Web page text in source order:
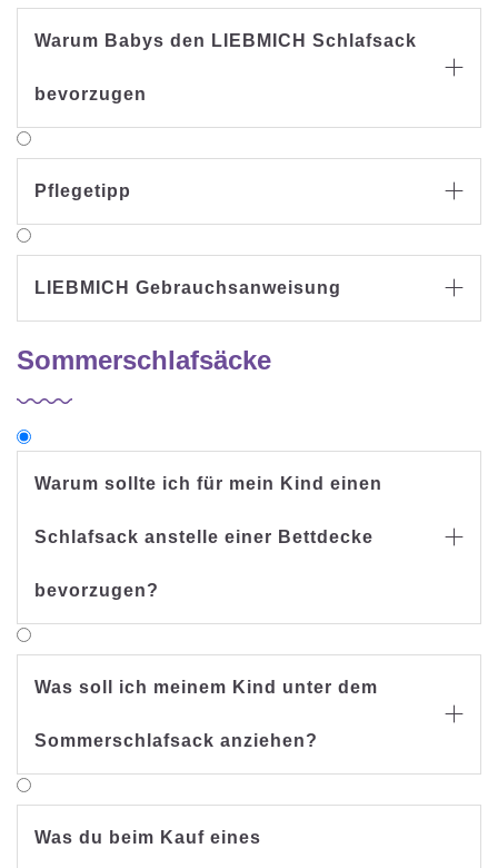
Warum Babys den LIEBMICH Schlafsack
bevorzugen

Pflegetipp 
LIEBMICH Gebrauchsanweisung 
Sommerschlafsäcke
Warum sollte ich für mein Kind einen
Schlafsack anstelle einer Bettdecke
bevorzugen?

Schlafsäcke sollten anstelle von Decken
bevorzugt werden, da diese nicht weggestrampelt
Wärmestau vor und sorgen für einen sicheren und
gesunden Babyschlaf.
Was soll ich meinem Kind unter dem
Sommerschlafsack anziehen?

Was du beim Kauf eines